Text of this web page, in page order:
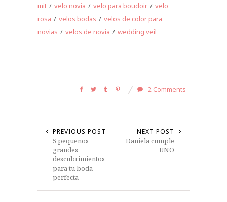
mit / velo novia / velo para boudoir / velo
rosa / velos bodas / velos de color para
novias / velos de novia / wedding veil
2 Comments
PREVIOUS POST
5 pequeños
grandes
descubrimientos
para tu boda
perfecta
NEXT POST
Daniela cumple
UNO